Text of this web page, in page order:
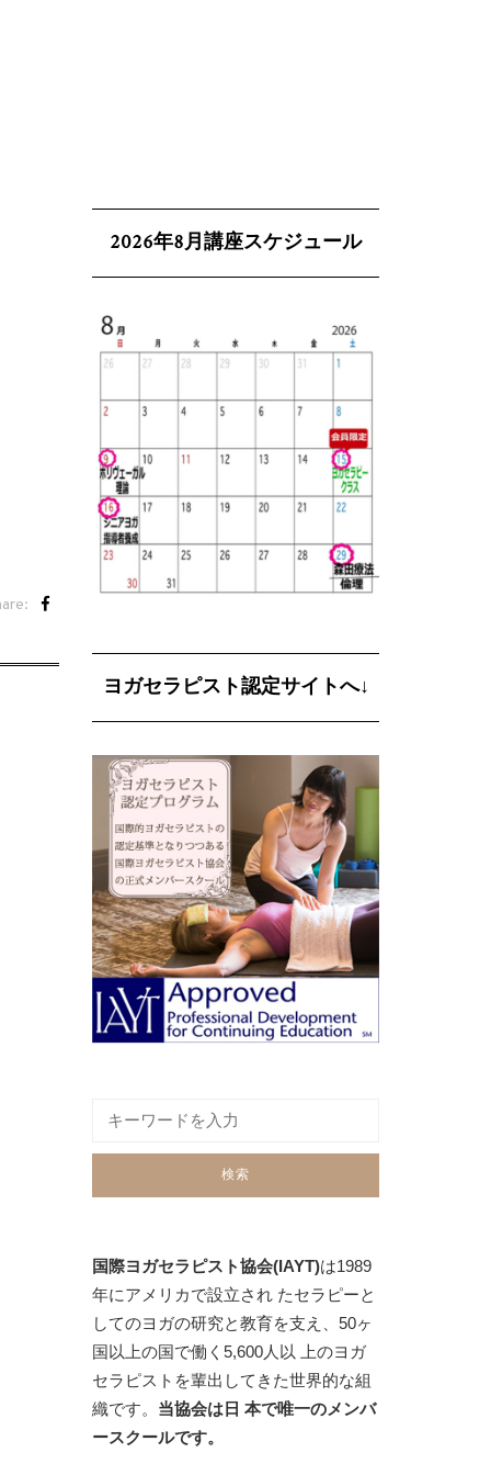
2026年8月講座スケジュール
ヨガセラピスト認定サイトへ↓
国際ヨガセラピスト協会(IAYT)は1989
年にアメリカで設立され たセラピーと
してのヨガの研究と教育を支え、50ヶ
国以上の国で働く5,600人以 上のヨガ
セラピストを輩出してきた世界的な組
織です。 当協会は日 本で唯一のメンバ
ースクールです。